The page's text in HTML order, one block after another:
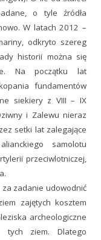
o tyle źródła
W latach 2012 –
odkryto szereg
historii można się
Na początku lat
fundamentów
siekiery z VIII – IX
i Zalewu nieraz
setki lat zalegające
samolotu
przeciwlotniczej,
za zadanie udowodnić
zajętych kosztem
archeologiczne
tych ziem. Dlatego